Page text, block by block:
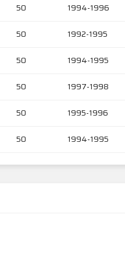
50 1994-1996
50 1992-1995
50 1994-1995
50 1997-1998
50 1995-1996
50 1994-1995